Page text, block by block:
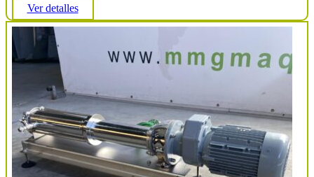
Ver detalles